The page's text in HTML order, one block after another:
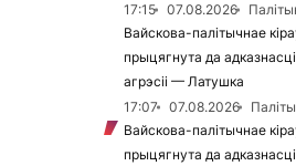
17:15
07.08.2026
Вайскова-палітычнае
прыцягнута да
агрэсіі — Латушка
17:07
07.08.2026
Вайскова-палітычнае
прыцягнута да